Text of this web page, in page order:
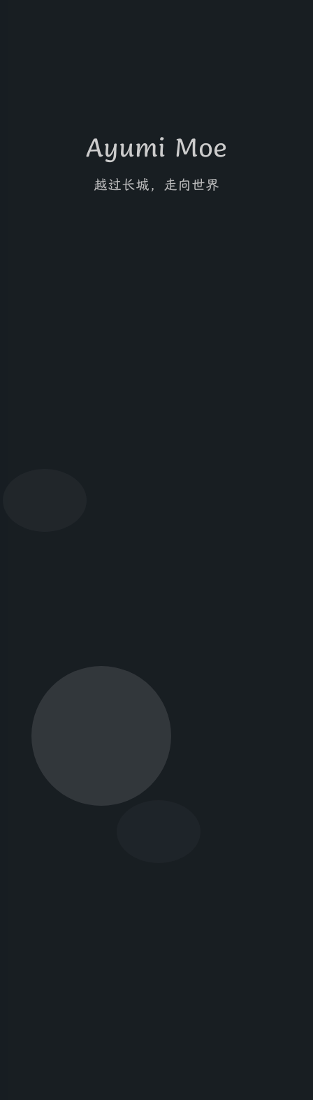
Ayumi Moe
越过长城，走向世界